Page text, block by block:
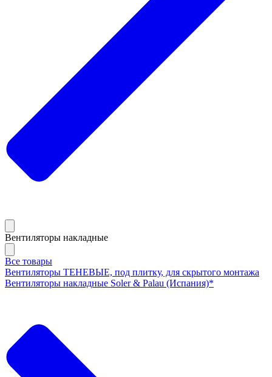
Вентиляторы накладные
Все товары
Вентиляторы ТЕНЕВЫЕ, под плитку, для скрытого монтажа
Вентиляторы накладные Soler & Palau (Испания)*